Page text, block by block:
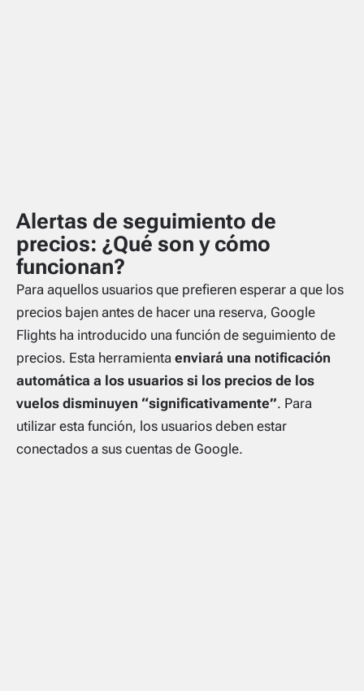
Alertas de seguimiento de
precios: ¿Qué son y cómo
funcionan?
Para aquellos usuarios que prefieren esperar a que los
precios bajen antes de hacer una reserva, Google
Flights ha introducido una función de seguimiento de
precios. Esta herramienta enviará una notificación
automática a los usuarios si los precios de los
vuelos disminuyen “significativamente”. Para
utilizar esta función, los usuarios deben estar
conectados a sus cuentas de Google.